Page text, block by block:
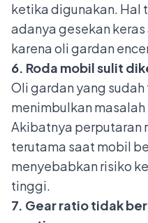
ketika digunakan. Hal
adanya gesekan
karena oli gardan
6. Roda mobil sulit
Oli gardan yang
menimbulkan
Akibatnya perputaran
terutama saat mobil
menyebabkan risiko
tinggi.
7. Gear ratio tidak